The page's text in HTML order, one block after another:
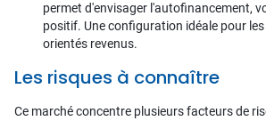
permet d'envisager l'autofinancement,
positif. Une configuration idéale pour
orientés revenus.
Les risques à connaître
Ce marché concentre plusieurs facteurs de